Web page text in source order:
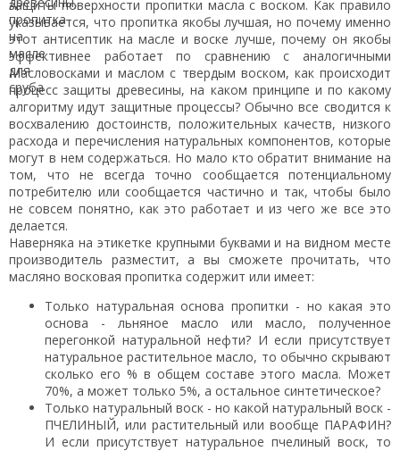
защиты поверхности пропитки масла с воском. Как правило
указывается, что пропитка якобы лучшая, но почему именно
этот антисептик на масле и воске лучше, почему он якобы
эффективнее работает по сравнению с аналогичными
Масловосками и маслом с твердым воском, как происходит
процесс защиты древесины, на каком принципе и по какому
алгоритму идут защитные процессы? Обычно все сводится к
восхвалению достоинств, положительных качеств, низкого
расхода и перечисления натуральных компонентов, которые
могут в нем содержаться. Но мало кто обратит внимание на
том, что не всегда точно сообщается потенциальному
потребителю или сообщается частично и так, чтобы было
не совсем понятно, как это работает и из чего же все это
делается.
Наверняка на этикетке крупными буквами и на видном месте
производитель разместит, а вы сможете прочитать, что
масляно восковая пропитка содержит или имеет:
Только натуральная основа пропитки - но какая это
основа - льняное масло или масло, полученное
перегонкой натуральной нефти? И если присутствует
натуральное растительное масло, то обычно скрывают
сколько его % в общем составе этого масла. Может
70%, а может только 5%, а остальное синтетическое?
Только натуральный воск - но какой натуральный воск -
ПЧЕЛИНЫЙ, или растительный или вообще ПАРАФИН?
И если присутствует натуральное пчелиный воск, то